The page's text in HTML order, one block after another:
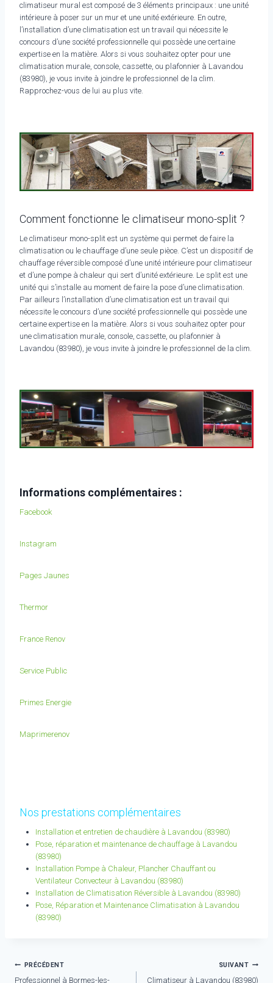
climatiseur mural est composé de 3 éléments principaux : une unité
intérieure à poser sur un mur et une unité extérieure. En outre,
l’installation d’une climatisation est un travail qui nécessite le
concours d’une société professionnelle qui possède une certaine
expertise en la matière. Alors si vous souhaitez opter pour une
climatisation murale, console, cassette, ou plafonnier à Lavandou
(83980), je vous invite à joindre le professionnel de la clim.
Rapprochez-vous de lui au plus vite.
Comment fonctionne le climatiseur mono-split ?
Le climatiseur mono-split est un système qui permet de faire la
climatisation ou le chauffage d’une seule pièce. C’est un dispositif de
chauffage réversible composé d’une unité intérieure pour climatiseur
et d’une pompe à chaleur qui sert d’unité extérieure. Le split est une
unité qui s’installe au moment de faire la pose d’une climatisation.
Par ailleurs l’installation d’une climatisation est un travail qui
nécessite le concours d’une société professionnelle qui possède une
certaine expertise en la matière. Alors si vous souhaitez opter pour
une climatisation murale, console, cassette, ou plafonnier à
Lavandou (83980), je vous invite à joindre le professionnel de la clim.
Informations complémentaires :
Facebook
Instagram
Pages Jaunes
Thermor
France Renov
Service Public
Primes Energie
Maprimerenov
Nos prestations complémentaires
Installation et entretien de chaudière à Lavandou (83980)
Pose, réparation et maintenance de chauffage à Lavandou
(83980)
Installation Pompe à Chaleur, Plancher Chauffant ou
Ventilateur Convecteur à Lavandou (83980)
Installation de Climatisation Réversible à Lavandou (83980)
Pose, Réparation et Maintenance Climatisation à Lavandou
(83980)
Navigation
PRÉCÉDENT
Professionnel à Bormes-les-
SUIVANT
Climatiseur à Lavandou (83980)